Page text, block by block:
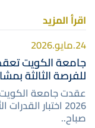
اقرأ المزيد
24.مايو.2026
جامعة الكويت تعقد
للفرصة الثالثة بمشاركة 8898
2026 اختبار
صباح..